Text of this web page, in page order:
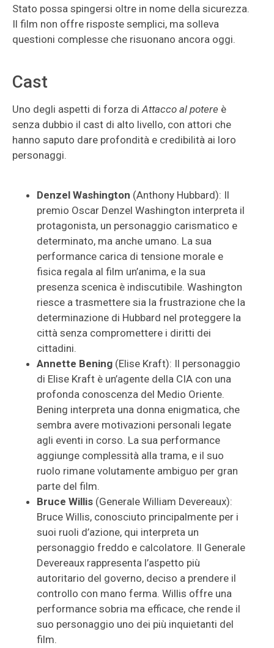
Stato possa spingersi oltre in nome della sicurezza.
Il film non offre risposte semplici, ma solleva
questioni complesse che risuonano ancora oggi.
Cast
Uno degli aspetti di forza diAttacco al potere è
senza dubbio il cast di alto livello, con attori che
hanno saputo dare profondità e credibilità ai loro
personaggi.
Denzel Washington (Anthony Hubbard): Il
premio Oscar Denzel Washington interpreta il
protagonista, un personaggio carismatico e
determinato, ma anche umano. La sua
performance carica di tensione morale e
fisica regala al film un’anima, e la sua
presenza scenica è indiscutibile. Washington
riesce a trasmettere sia la frustrazione che la
determinazione di Hubbard nel proteggere la
città senza compromettere i diritti dei
cittadini.
Annette Bening (Elise Kraft): Il personaggio
di Elise Kraft è un’agente della CIA con una
profonda conoscenza del Medio Oriente.
Bening interpreta una donna enigmatica, che
sembra avere motivazioni personali legate
agli eventi in corso. La sua performance
aggiunge complessità alla trama, e il suo
ruolo rimane volutamente ambiguo per gran
parte del film.
Bruce Willis (Generale William Devereaux):
Bruce Willis, conosciuto principalmente per i
suoi ruoli d’azione, qui interpreta un
personaggio freddo e calcolatore. Il Generale
Devereaux rappresenta l’aspetto più
autoritario del governo, deciso a prendere il
controllo con mano ferma. Willis offre una
performance sobria ma efficace, che rende il
suo personaggio uno dei più inquietanti del
film.